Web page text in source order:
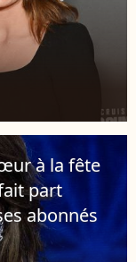
à la fête
part
abonnés